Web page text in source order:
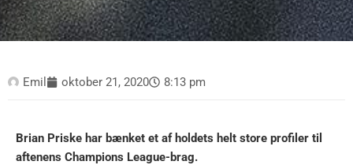
Emil oktober 21, 2020 8:13 pm
Brian Priske har bænket et af holdets helt store profiler til
aftenens Champions League-brag.